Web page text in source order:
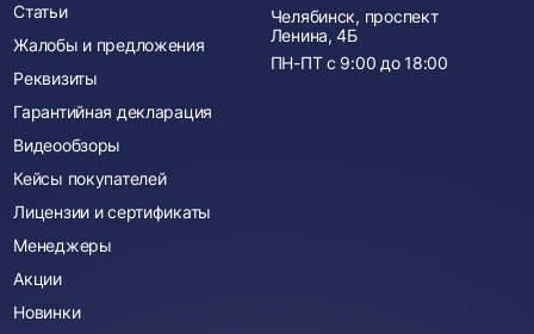
Статьи
Жалобы и предложения
Реквизиты
Гарантийная декларация
Видеообзоры
Кейсы покупателей
Лицензии и сертификаты
Менеджеры
Акции
Новинки
Челябинск, проспект
Ленина, 4Б
ПН-ПТ с 9:00 до 18:00